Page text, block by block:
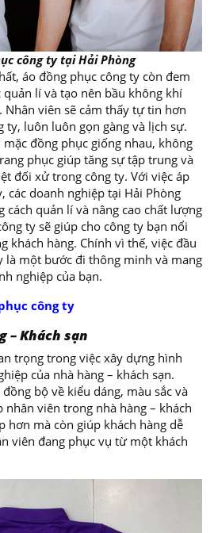
công ty tại Hải Phòng
áo đồng phục công ty còn đem
lí và tạo nên bầu không khí
Nhân viên sẽ cảm thấy tự tin hơn
ty, luôn luôn gọn gàng và lịch sự.
đồng phục giống nhau, không
phục giúp tăng sự tập trung và
đối xử trong công ty. Với việc áp
các doanh nghiệp tại Hải Phòng
cách quản lí và nâng cao chất lượng
ty sẽ giúp cho công ty bạn nổi
khách hàng. Chính vì thế, việc đầu
là một bước đi thông minh và mang
nghiệp của bạn.
công ty
– Khách sạn
trọng trong việc xây dựng hình
của nhà hàng – khách sạn.
bộ về kiểu dáng, màu sắc và
nhân viên trong nhà hàng – khách
hơn mà còn giúp khách hàng dễ
viên đang phục vụ từ một khách